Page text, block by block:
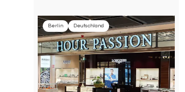
Berlin Deutschland